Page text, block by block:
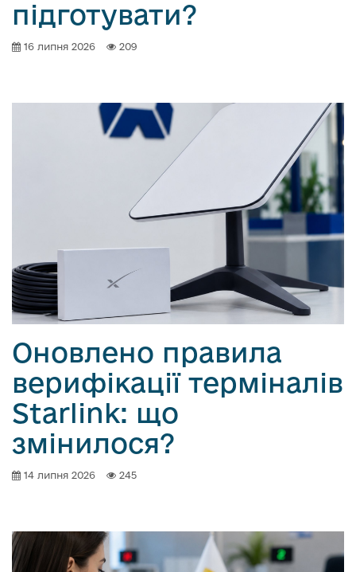
підготувати?
16 липня 2026 209
Оновлено правила
верифікації терміналів
Starlink: що
змінилося?
14 липня 2026 245